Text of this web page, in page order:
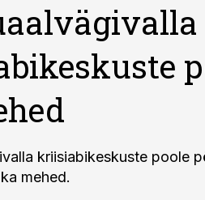
kriisiabikeskuste poole
mehed.